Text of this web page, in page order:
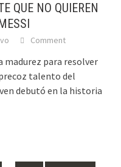
QUE NO QUIEREN
Comment
madurez para resolver
talento del
debutó en la historia